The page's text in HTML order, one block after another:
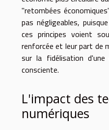
"retombées
pas négligeables,
ces principes voient
renforcée et leur part de
sur la fidélisation d'une
consciente.
L'impact des
numériques